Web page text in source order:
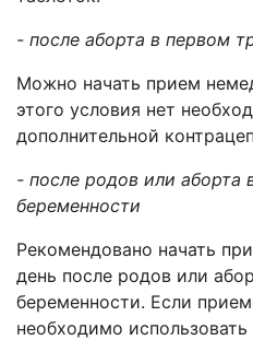
- после аборта в первом
Можно начать прием
этого условия нет
дополнительной
- после родов или аборта
беременности
Рекомендовано начать
день после родов или
беременности. Если прием
необходимо